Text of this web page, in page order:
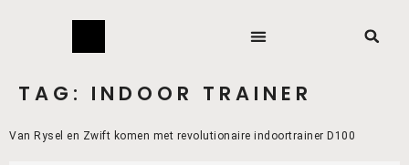
TAG: INDOOR TRAINER
Van Rysel en Zwift komen met revolutionaire indoortrainer D100